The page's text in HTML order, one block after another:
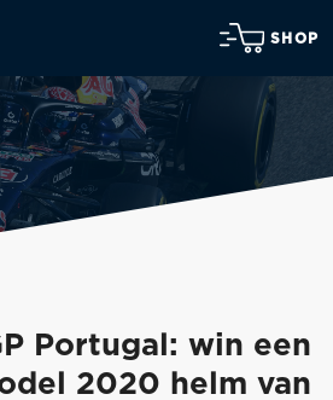
SHOP
Portugal: win een
2020 helm van